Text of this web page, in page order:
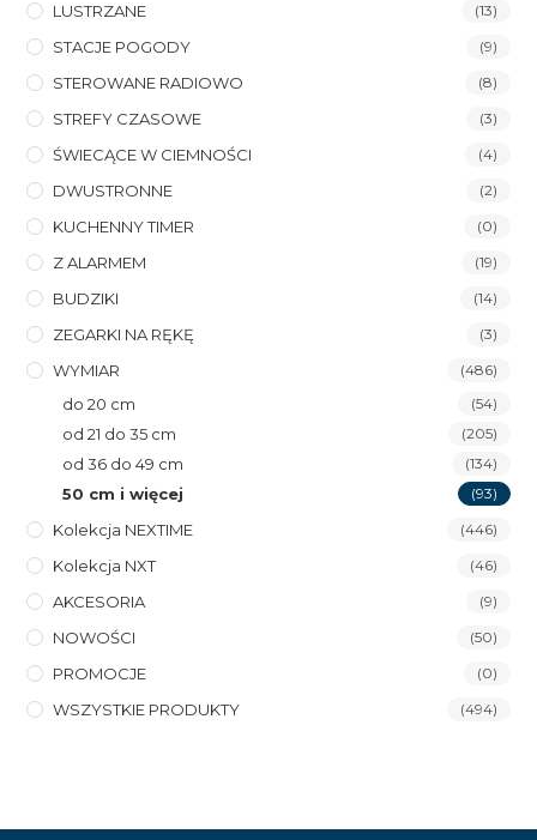
LUSTRZANE (13)
STACJE POGODY (9)
STEROWANE RADIOWO (8)
STREFY CZASOWE (3)
ŚWIECĄCE W CIEMNOŚCI (4)
DWUSTRONNE (2)
KUCHENNY TIMER (0)
Z ALARMEM (19)
BUDZIKI (14)
ZEGARKI NA RĘKĘ (3)
WYMIAR (486)
do 20 cm (54)
od 21 do 35 cm (205)
od 36 do 49 cm (134)
50 cm i więcej (93)
Kolekcja NEXTIME (446)
Kolekcja NXT (46)
AKCESORIA (9)
NOWOŚCI (50)
PROMOCJE (0)
WSZYSTKIE PRODUKTY (494)